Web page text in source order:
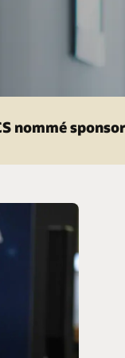
nommé